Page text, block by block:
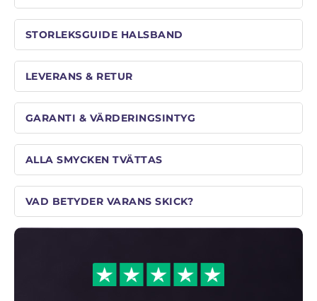
STORLEKSGUIDE HALSBAND
LEVERANS & RETUR
GARANTI & VÄRDERINGSINTYG
ALLA SMYCKEN TVÄTTAS
VAD BETYDER VARANS SKICK?